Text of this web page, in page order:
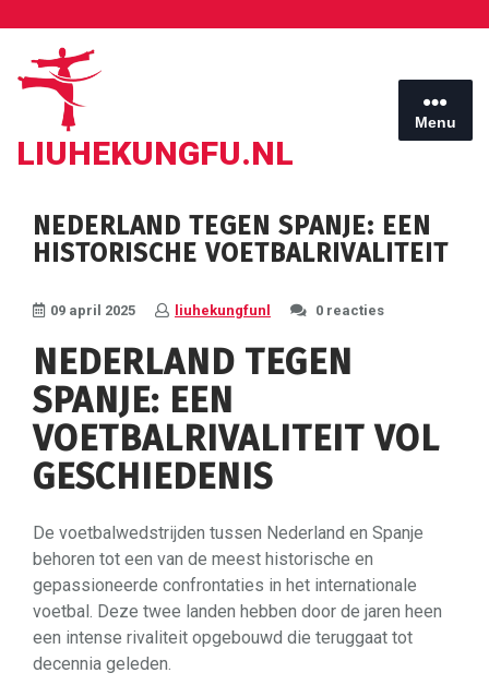
inhoud
LIUHEKUNGFU.NL
Menu
NEDERLAND TEGEN SPANJE: EEN
HISTORISCHE VOETBALRIVALITEIT
09 april 2025 liuhekungfunl 0 reacties
NEDERLAND TEGEN
SPANJE: EEN
VOETBALRIVALITEIT VOL
GESCHIEDENIS
De voetbalwedstrijden tussen Nederland en Spanje
behoren tot een van de meest historische en
gepassioneerde confrontaties in het internationale
voetbal. Deze twee landen hebben door de jaren heen
een intense rivaliteit opgebouwd die teruggaat tot
decennia geleden.